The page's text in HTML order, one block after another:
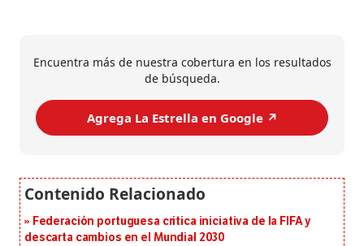
Encuentra más de nuestra cobertura en los resultados
de búsqueda.
Agrega La Estrella en Google ↗️
Federación portuguesa critica iniciativa de la FIFA y
descarta cambios en el Mundial 2030